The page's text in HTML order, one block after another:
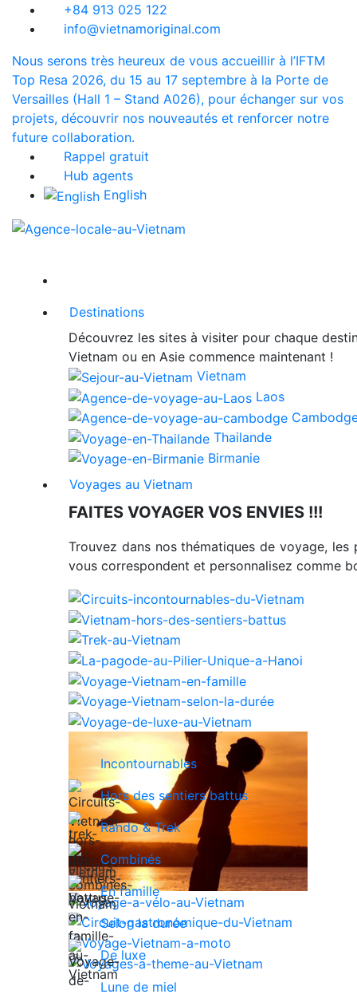
+84 913 025 122
info@vietnamoriginal.com
Nous serons très heureux de vous accueillir à l’IFTM
Top Resa 2026, du 15 au 17 septembre à la Porte de
Versailles (Hall 1 – Stand A026), pour échanger sur vos
projets, découvrir nos nouveautés et renforcer notre
future collaboration.
Rappel gratuit
Hub agents
English
Destinations
Découvrez les sites à visiter pour chaque
Vietnam ou en Asie commence maintenant !
Vietnam
Laos
Thailande
Birmanie
Voyages au Vietnam
FAITES VOYAGER VOS ENVIES !!!
Trouvez dans nos thématiques de voyage,
vous correspondent et personnalisez comme
Incontournables
Hors des sentiers battus
Rando & Trek
Combinés
En famille
Selon la durée
De luxe
Lune de miel